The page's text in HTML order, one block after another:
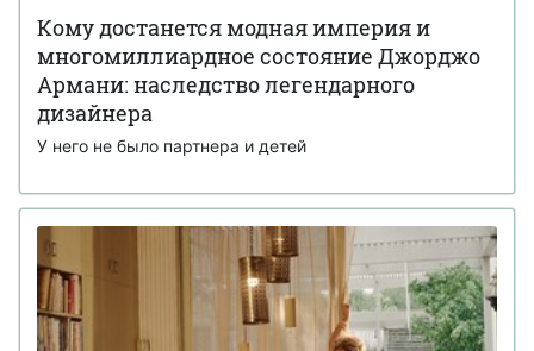
Кому достанется модная империя и
многомиллиардное состояние Джорджо
Армани: наследство легендарного
дизайнера
У него не было партнера и детей